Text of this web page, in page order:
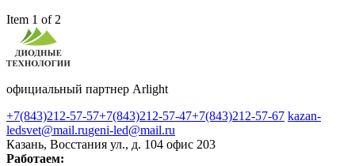
Item 1 of 2
официальный партнер Arlight
+7(843)212-57-57+7(843)212-57-47+7(843)212-57-67 kazan-
ledsvet@mail.rugeni-led@mail.ru
Казань, Восстания ул., д. 104 офис 203
Работаем: